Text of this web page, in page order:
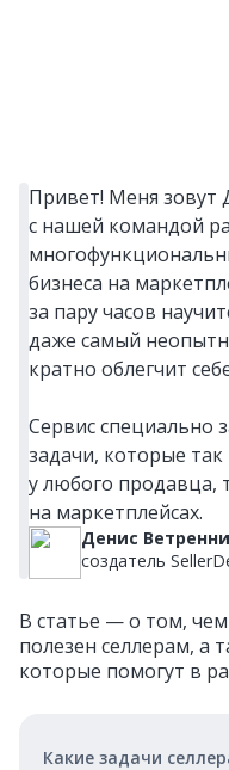
Привет! Меня зовут
с нашей командой
бизнеса на
за пару часов
даже самый
кратно облегчит
Сервис специально
задачи, которые
у любого продавца,
на маркетплейсах.
Денис
создатель
В статье — о том,
полезен селлерам, а
которые помогут в
Какие задачи